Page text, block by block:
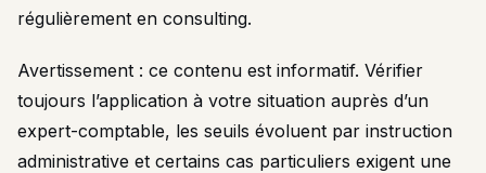
régulièrement en consulting.
Avertissement : ce contenu est informatif. Vérifier
toujours l’application à votre situation auprès d’un
expert-comptable, les seuils évoluent par instruction
administrative et certains cas particuliers exigent une